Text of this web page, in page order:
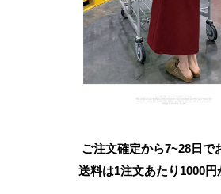
ご注文確定から7~28日で
送料は1注文あたり 1000